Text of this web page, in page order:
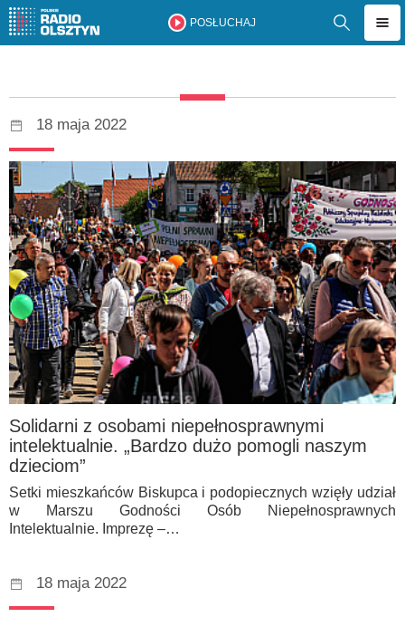
POSŁUCHAJ
18 maja 2022
Solidarni z osobami niepełnosprawnymi
intelektualnie. „Bardzo dużo pomogli naszym
dzieciom”
Setki mieszkańców Biskupca i podopiecznych wzięły udział
w Marszu Godności Osób Niepełnosprawnych
Intelektualnie. Imprezę –…
18 maja 2022